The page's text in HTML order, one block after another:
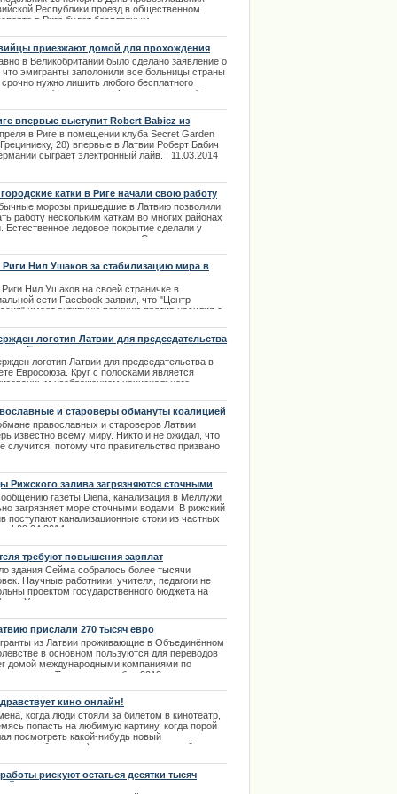
опасным в этом районе. Далее в полном
статьи.
Республики проезд в общественном
в Риге будет бесплатным.
приезжают домой для прохождения
в Великобритании было сделано заявление о
что эмигранты заполонили все больницы страны
срочно нужно лишить любого бесплатного
обслуживания. Такое заявление было
| 11.04.2013
впервые выступит Robert Babicz из
в Риге в помещении клуба Secret Garden
28) впервые в Латвии Роберт Бабич
сыграет электронный лайв. | 11.03.2014
катки в Риге начали свою работу
морозы пришедшие в Латвию позволили
работу нескольким каткам во многих районах
Естественное ледовое покрытие сделали у
спортивного центра Саркандаугавы
можно взять лыжи или коньки напрокат.
Нил Ушаков за стабилизацию мира в
Нил Ушаков на своей страничке в
сети Facebook заявил, что "Центр
имеет активную позицию против насилия с
любого вмешательства во внутреннее дела
страны. Ушаков написал о поддержке со стороны
в безоговорочном порядке и о ведения
расследования всех случаев
насилия в Украине.
логотип Латвии для председательства
Евросоюза
логотип Латвии для председательства в
Евросоюза. Круг с полосками является
изображением национального
признанного официальным логотипом, Гунар
и староверы обмануты коалицией
православных и староверов Латвии
известно всему миру. Никто и не ожидал, что
случится, потому что правительство призвано
Рижского залива загрязняются сточными
газеты Diena, канализация в Меллужи
загрязняет море сточными водами. В рижский
поступают канализационные стоки из частных
| 09.04.2014
требуют повышения зарплат
здания Сейма собралось более тысячи
Научные работники, учителя, педагоги не
проектом государственного бюджета на
год. Учителя со многих регионов приехали в
прислали 270 тысяч евро
из Латвии проживающие в Объединённом
в основном пользуются для переводов
домой международными компаниями по
денег. Только за декабрь 2013 года через
270 тыс. евро. | 19.01.2014
кино онлайн!
когда люди стояли за билетом в кинотеатр,
попасть на любимую картину, когда порой
посмотреть какой-нибудь новый
шедевр) выпрашивали лишний
рискуют остаться десятки тысяч